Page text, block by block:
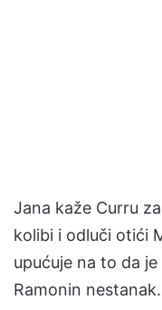
Jana kaže Curru
kolibi i odluči otići
upućuje na to da
Ramonin